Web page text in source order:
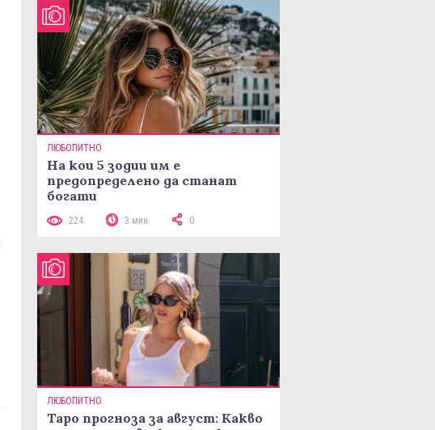
ЛЮБОПИТНО
На кои 5 зодии им е
предопределено да станат
богати
224 3 мин 0
ЛЮБОПИТНО
Таро прогноза за август: Какво